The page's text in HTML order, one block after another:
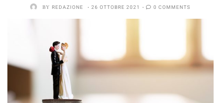
BY REDAZIONE 26 OTTOBRE 2021 0 COMMENTS